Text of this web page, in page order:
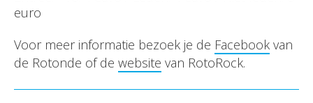
euro
Voor meer informatie bezoek je de Facebook van
de Rotonde of de website van RotoRock.